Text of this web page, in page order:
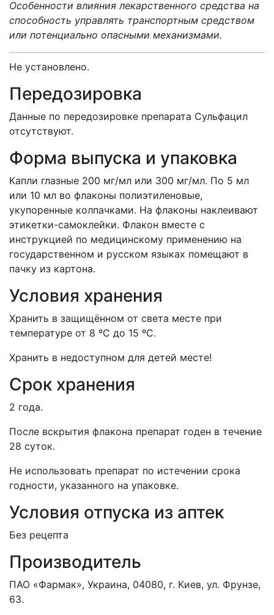
Особенности влияния лекарственного средства на
способность управлять транспортным средством
или потенциально опасными механизмами.
Не установлено.
Передозировка
Данные по передозировке препарата Сульфацил
отсутствуют.
Форма выпуска и упаковка
Капли глазные 200 мг/мл или 300 мг/мл. По 5 мл
или 10 мл во флаконы полиэтиленовые,
укупоренные колпачками. На флаконы наклеивают
этикетки-самоклейки. Флакон вместе с
инструкцией по медицинскому применению на
государственном и русском языках помещают в
пачку из картона.
Условия хранения
Хранить в защищённом от света месте при
температуре от 8 ºС до 15 ºС.
Хранить в недоступном для детей месте!
Срок хранения
2 года.
После вскрытия флакона препарат годен в течение
28 суток.
Не использовать препарат по истечении срока
годности, указанного на упаковке.
Условия отпуска из аптек
Без рецепта
Производитель
ПАО «Фармак», Украина, 04080, г. Киев, ул. Фрунзе,
63.